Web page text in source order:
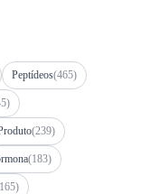
Peptídeos(465)
(239)
(183)